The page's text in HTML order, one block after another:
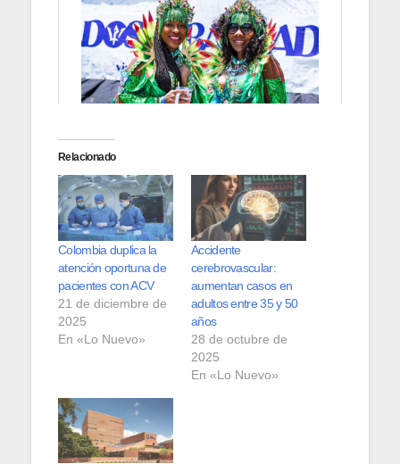
Relacionado
Colombia duplica la
atención oportuna de
pacientes con ACV
21 de diciembre de
2025
En «Lo Nuevo»
Accidente
cerebrovascular:
aumentan casos en
adultos entre 35 y 50
años
28 de octubre de
2025
En «Lo Nuevo»